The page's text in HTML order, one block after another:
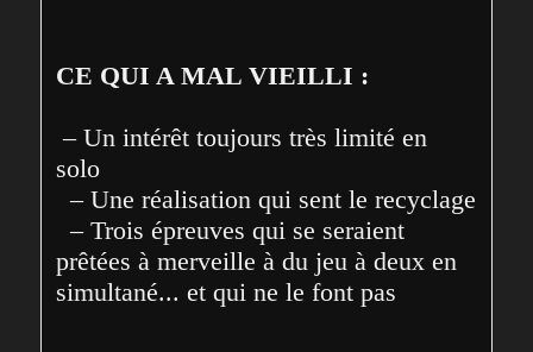
CE QUI A MAL VIEILLI :
– Un intérêt toujours très limité en
solo
  – Une réalisation qui sent le recyclage
  – Trois épreuves qui se seraient
prêtées à merveille à du jeu à deux en
simultané... et qui ne le font pas